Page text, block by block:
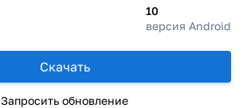
10
версия Android
Скачать
Запросить обновление